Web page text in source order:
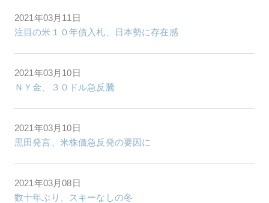
2021年03月11日
注目の米１０年債入札、日本勢に存在感
2021年03月10日
ＮＹ金、３０ドル急反騰
2021年03月10日
黒田発言、米株価急反発の要因に
2021年03月08日
数十年ぶり、スキーなしの冬